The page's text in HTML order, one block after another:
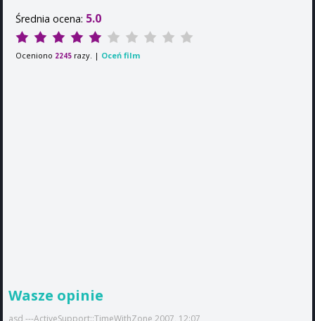
Średnia ocena: 5.0
Oceniono 2245 razy. | Oceń film
Wasze opinie